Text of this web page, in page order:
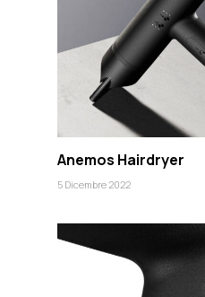
Anemos Hairdryer
5 Dicembre 2022